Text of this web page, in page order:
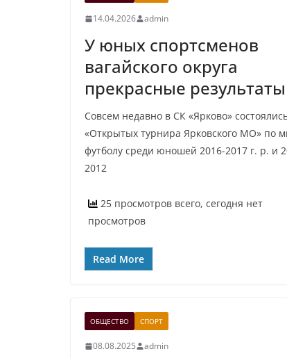
14.04.2026 admin
У юных спортсменов
вагайского округа
прекрасные результаты
Совсем недавно в СК «Ярково»
«Открытых турнира Ярковского МО» по
футболу среди юношей 2016-2017 г. р. и
2012
25 просмотров всего, сегодня нет
просмотров
Read More
ОБЩЕСТВО СПОРТ
08.08.2025 admin